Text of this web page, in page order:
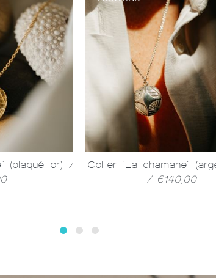
(plaqué or) /
Collier "La chamane"
/ €140,00